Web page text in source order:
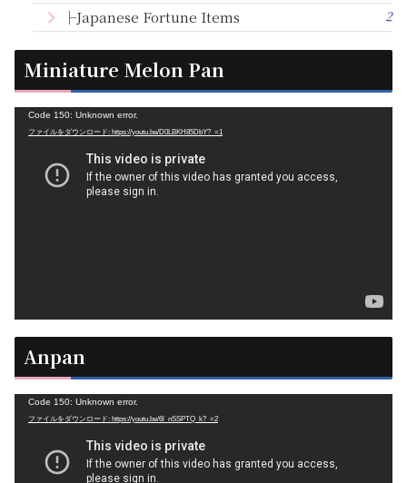
├Japanese Fortune Items 2
Miniature Melon Pan
Code 150: Unknown error.
ファイルをダウンロード: https://youtu.be/D0LBKH85DbY?_=1
Anpan
Code 150: Unknown error.
ファイルをダウンロード: https://youtu.be/6l_nSSPTQ_k?_=2